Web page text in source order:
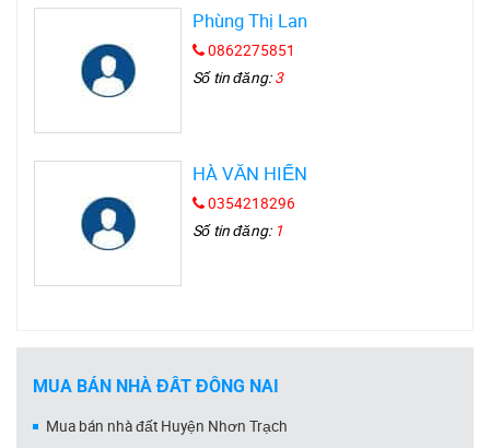
Phùng Thị Lan
0862275851
Số tin đăng:3
HÀ VĂN HIỂN
0354218296
Số tin đăng: 1
MUA BÁN NHÀ ĐẤT ĐỒNG NAI
Mua bán nhà đất Huyện Nhơn Trạch